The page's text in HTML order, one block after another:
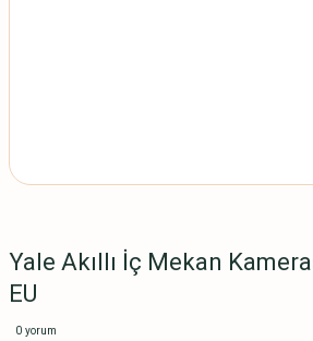
Yale Akıllı İç Mekan
EU
0 yorum